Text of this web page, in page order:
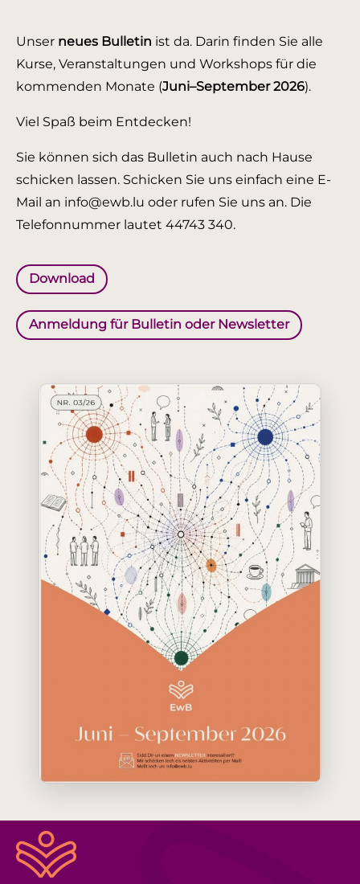
Unser neues Bulletin ist da. Darin finden Sie alle
Kurse, Veranstaltungen und Workshops für die
kommenden Monate (Juni–September 2026).
Viel Spaß beim Entdecken!
Sie können sich das Bulletin auch nach Hause
schicken lassen. Schicken Sie uns einfach eine E-
Mail an info@ewb.lu oder rufen Sie uns an. Die
Telefonnummer lautet 44743 340.
Download
Anmeldung für Bulletin oder Newsletter